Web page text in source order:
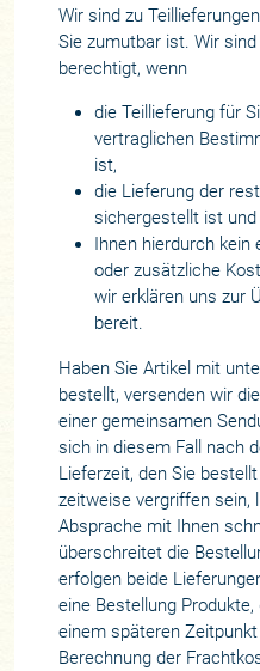
Wir sind zu
Sie zumutbar ist. Wir
berechtigt, wenn
die Teillieferung für
vertraglichen
ist,
die Lieferung der
sichergestellt ist und
Ihnen hierdurch
oder zusätzliche
wir erklären uns zur
bereit.
Haben Sie Artikel mit
bestellt, versenden wir
einer gemeinsamen
sich in diesem Fall nach
Lieferzeit, den Sie
zeitweise vergriffen sein,
Absprache mit Ihnen
überschreitet die
erfolgen beide
eine Bestellung
einem späteren
Berechnung der